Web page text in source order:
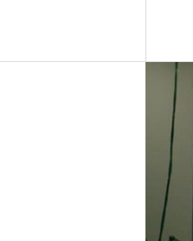
コンプライアンス